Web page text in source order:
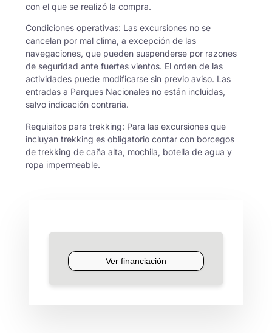
con el que se realizó la compra.
Condiciones operativas: Las excursiones no se
cancelan por mal clima, a excepción de las
navegaciones, que pueden suspenderse por razones
de seguridad ante fuertes vientos. El orden de las
actividades puede modificarse sin previo aviso. Las
entradas a Parques Nacionales no están incluidas,
salvo indicación contraria.
Requisitos para trekking: Para las excursiones que
incluyan trekking es obligatorio contar con borcegos
de trekking de caña alta, mochila, botella de agua y
ropa impermeable.